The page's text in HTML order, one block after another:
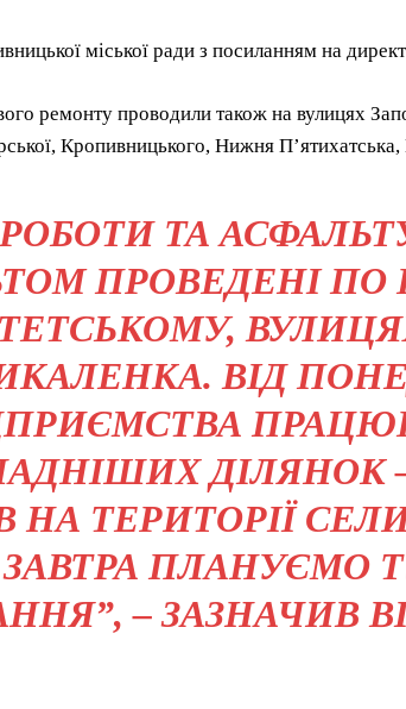
міської ради з посиланням на
ремонту проводили також на вулицях
Кропивницького, Нижня П’ятихатська,
РОБОТИ ТА
ПРОВЕДЕНІ ПО
ВІД
ДІЛЯНОК
НА ТЕРИТОРІЇ
ЗАВТРА ПЛАНУЄМО
– ЗАЗНАЧИВ